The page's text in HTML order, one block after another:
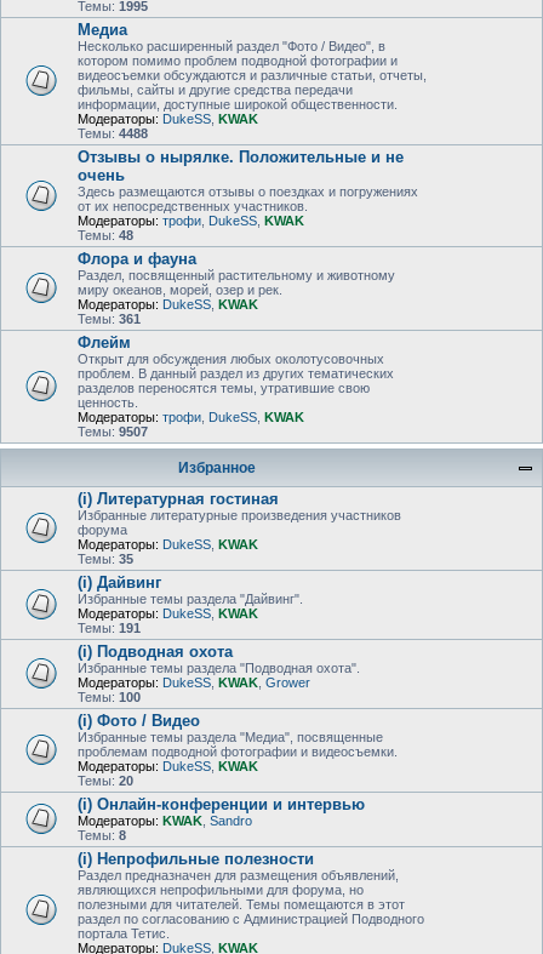
Темы: 1995
Медиа
Несколько расширенный раздел "Фото / Видео", в
котором помимо проблем подводной фотографии и
видеосъемки обсуждаются и различные статьи, отчеты,
фильмы, сайты и другие средства передачи
информации, доступные широкой общественности.
Модераторы: DukeSS KWAK
Темы: 4488
Отзывы о нырялке. Положительные и не
очень
Здесь размещаются отзывы о поездках и погружениях
от их непосредственных участников.
Модераторы: трофи DukeSS KWAK
Темы: 48
Флора и фауна
Раздел, посвященный растительному и животному
миру океанов, морей, озер и рек.
Модераторы: DukeSS KWAK
Темы: 361
Флейм
Открыт для обсуждения любых околотусовочных
проблем. В данный раздел из других тематических
разделов переносятся темы, утратившие свою
ценность.
Модераторы: трофи DukeSS KWAK
Темы: 9507
Избранное
(i) Литературная гостиная
Избранные литературные произведения участников
форума
Модераторы: DukeSS KWAK
Темы: 35
(i) Дайвинг
Избранные темы раздела "Дайвинг".
Модераторы: DukeSS KWAK
Темы: 191
(i) Подводная охота
Избранные темы раздела "Подводная охота".
Модераторы: DukeSS KWAK Grower
Темы: 100
(i) Фото / Видео
Избранные темы раздела "Медиа", посвященные
проблемам подводной фотографии и видеосъемки.
Модераторы: DukeSS KWAK
Темы: 20
(i) Онлайн-конференции и интервью
Модераторы: KWAK Sandro
Темы: 8
(i) Непрофильные полезности
Раздел предназначен для размещения объявлений,
являющихся непрофильными для форума, но
полезными для читателей. Темы помещаются в этот
раздел по согласованию с Администрацией Подводного
портала Тетис.
Модераторы: DukeSS KWAK